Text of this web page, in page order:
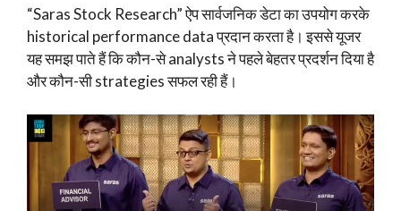
“Saras Stock Research” ऐप सार्वजनिक डेटा का उपयोग करके
historical performance data प्रदान करता है। इससे यूजर
यह समझ पाते हैं कि कौन-से analysts ने पहले बेहतर प्रदर्शन दिया है
और कौन-सी strategies सफल रही हैं।